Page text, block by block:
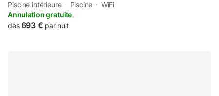
pool, a shared lounge, as well as a shared kitchen.
Piscine intérieure Piscine
WiFi
Annulation gratuite
dès 693 € par nuit